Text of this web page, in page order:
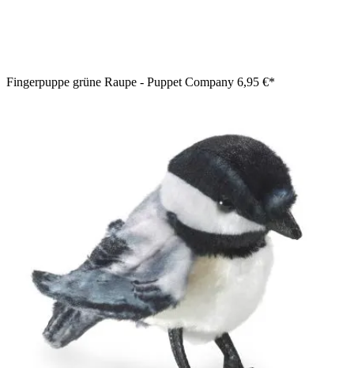
Fingerpuppe grüne Raupe - Puppet Company 6,95 €*